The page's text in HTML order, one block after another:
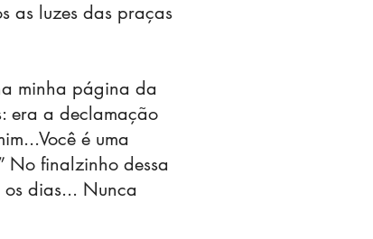
as luzes das praças
minha página da
era a declamação
é uma
No finalzinho dessa
dias... Nunca